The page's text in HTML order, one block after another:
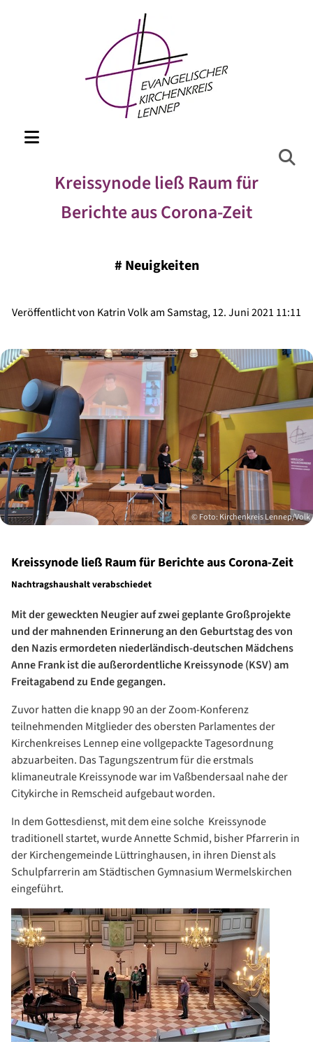
Kreissynode ließ Raum für
Berichte aus Corona-Zeit
# Neuigkeiten
Veröffentlicht von Katrin Volk am Samstag, 12. Juni 2021 11:11
© Foto: Kirchenkreis Lennep/Volk
Kreissynode ließ Raum für Berichte aus Corona-Zeit
Nachtragshaushalt verabschiedet
Mit der geweckten Neugier auf zwei geplante Großprojekte
und der mahnenden Erinnerung an den Geburtstag des von
den Nazis ermordeten niederländisch-deutschen Mädchens
Anne Frank ist die außerordentliche Kreissynode (KSV) am
Freitagabend zu Ende gegangen.
Zuvor hatten die knapp 90 an der Zoom-Konferenz
teilnehmenden Mitglieder des obersten Parlamentes der
Kirchenkreises Lennep eine vollgepackte Tagesordnung
abzuarbeiten. Das Tagungszentrum für die erstmals
klimaneutrale Kreissynode war im Vaßbendersaal nahe der
Citykirche in Remscheid aufgebaut worden.
In dem Gottesdienst, mit dem eine solche Kreissynode
traditionell startet, wurde Annette Schmid, bisher Pfarrerin in
der Kirchengemeinde Lüttringhausen, in ihren Dienst als
Schulpfarrerin am Städtischen Gymnasium Wermelskirchen
eingeführt.